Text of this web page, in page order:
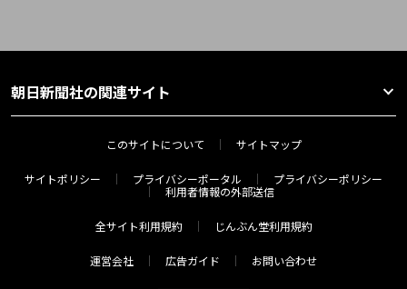
朝日新聞社の関連サイト
このサイトについて サイトマップ
サイトポリシー プライバシーポータル
プライバシーポリシー
利用者情報の外部送信
全サイト利用規約 じんぶん堂利用規約
運営会社 広告ガイド お問い合わせ